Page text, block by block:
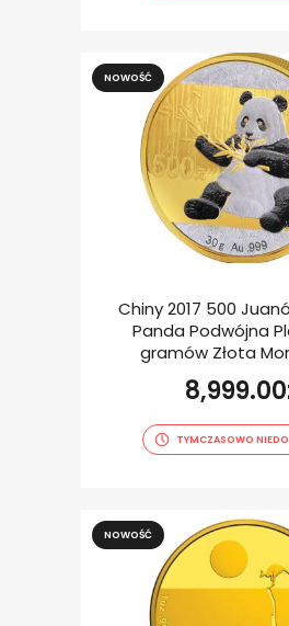
NOWOŚĆ
Chiny 2017 500
Panda Podwójna
gramów Złota
8,999.00
TYMCZASOWO
NOWOŚĆ